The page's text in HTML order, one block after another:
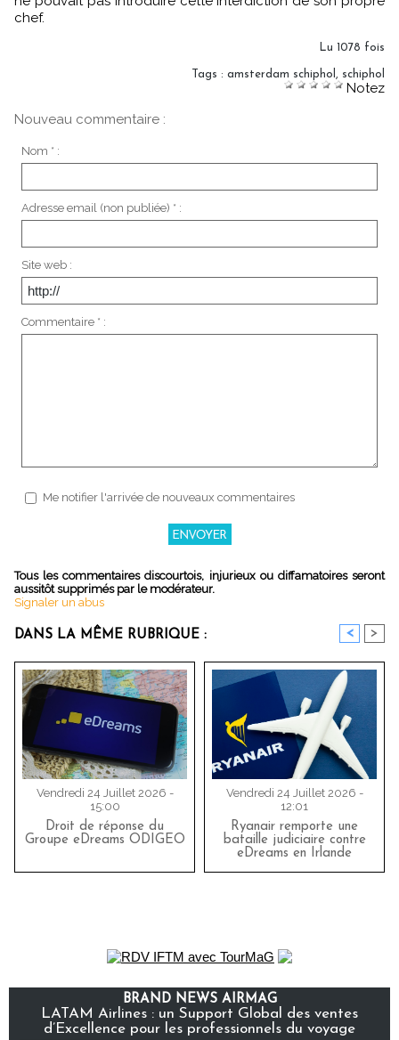
chef.
Lu 1078 fois
Tags : amsterdam schiphol , schiphol
Notez
Nouveau commentaire :
Nom * :
Adresse email (non publiée) * :
Site web :
Commentaire * :
Me notifier l'arrivée de nouveaux commentaires
Tous les commentaires discourtois, injurieux ou diffamatoires seront
aussitôt supprimés par le modérateur.
Signaler un abus
DANS LA MÊME RUBRIQUE : < >
Vendredi 24 Juillet 2026 -
15:00
Droit de réponse du
Groupe eDreams ODIGEO
Vendredi 24 Juillet 2026 -
12:01
Ryanair remporte une
bataille judiciaire contre
eDreams en Irlande
BRAND NEWS AIRMAG
LATAM Airlines : un Support Global des ventes
d’Excellence pour les professionnels du voyage